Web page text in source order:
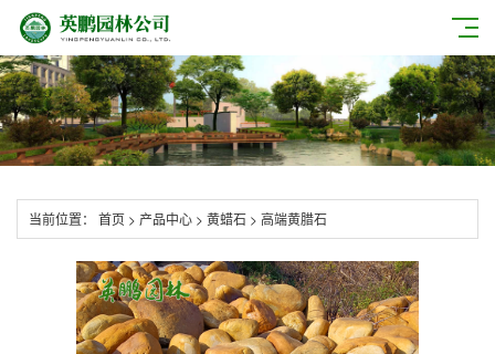
当前位置： 首页 > 产品中心 > 黄蜡石 > 高端黄腊石